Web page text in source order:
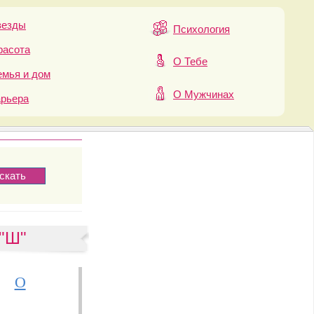
и дом
Психология
О Тебе
О Мужчинах
"Ш"
О